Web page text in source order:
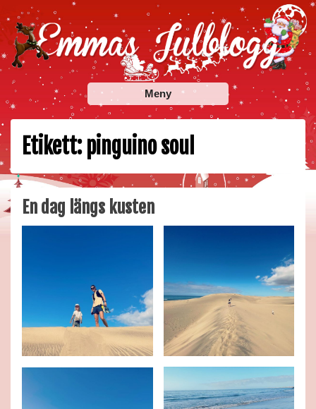
Skip
to
content
Emmas Julblogg
Julbloggar om julnyheter, julklappstips, julkalendrar,
adventskalendrar , julpyssel och julrecept!
Meny
Etikett:pinguino soul
En dag längs kusten